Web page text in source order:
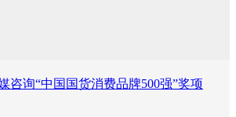
咨询“中国国货消费品牌500强”奖项